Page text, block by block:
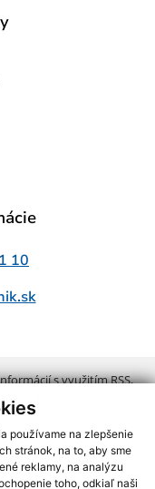
používame na zlepšenie
stránok, na to, aby sme
reklamy, na analýzu
toho, odkiaľ naši
10
s využitím RSS,
Mapa stránok
,registrácia domény
prevádzkovateľ